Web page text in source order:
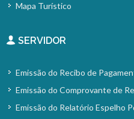
Mapa Turístico
SERVIDOR
Emissão do Recibo de
Emissão do Comprovante de
Emissão do Relatório Espelho